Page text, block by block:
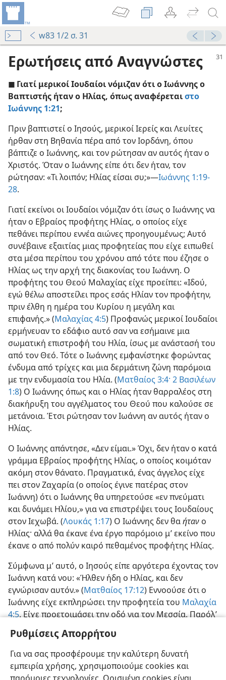
Ρυθμίσεις Απορρήτου
Για να σας προσφέρουμε την καλύτερη δυνατή
εμπειρία χρήσης, χρησιμοποιούμε cookies και
w83 1/2 σ. 31
Ερωτήσεις από Αναγνώστες
◼ Γιατί μερικοί Ιουδαίοι νόμιζαν ότι ο Ιωάννης ο
Βαπτιστής ήταν ο Ηλίας, όπως αναφέρεταιστο
Ιωάννης 1:21;
Πριν βαπτιστεί ο Ιησούς, μερικοί Ιερείς και Λευίτες
ήρθαν στη Βηθανία πέρα από τον Ιορδάνη, όπου
βάπτιζε ο Ιωάννης, και τον ρώτησαν αν αυτός ήταν ο
Χριστός. Όταν ο Ιωάννης είπε ότι δεν ήταν, τον
ρώτησαν: «Τι λοιπόν; Ηλίας είσαι συ;»—Ιωάννης 1:19-
28.
Γιατί εκείνοι οι Ιουδαίοι νόμιζαν ότι ίσως ο Ιωάννης να
ήταν ο Εβραίος προφήτης Ηλίας, ο οποίος είχε
πεθάνει περίπου εννέα αιώνες προηγουμένως; Αυτό
συνέβαινε εξαιτίας μιας προφητείας που είχε ειπωθεί
στα μέσα περίπου του χρόνου από τότε που έζησε ο
Ηλίας ως την αρχή της διακονίας του Ιωάννη. Ο
προφήτης του Θεού Μαλαχίας είχε προείπει: «Ιδού,
εγώ θέλω αποστείλει προς εσάς Ηλίαν τον προφήτην,
πριν έλθη η ημέρα του Κυρίου η μεγάλη και
επιφανής.» (Μαλαχίας 4:5) Προφανώς μερικοί Ιουδαίοι
ερμήνευαν το εδάφιο αυτό σαν να εσήμαινε μια
σωματική επιστροφή του Ηλία, ίσως με ανάστασή του
από τον Θεό. Τότε ο Ιωάννης εμφανίστηκε φορώντας
ένδυμα από τρίχες και μια δερμάτινη ζώνη παρόμοια
με την ενδυμασία του Ηλία. (Ματθαίος 3:4· 2 Βασιλέων
1:8) Ο Ιωάννης όπως και ο Ηλίας ήταν θαρραλέος στη
διακήρυξη του αγγέλματος του Θεού που καλούσε σε
μετάνοια. Έτσι ρώτησαν τον Ιωάννη αν αυτός ήταν ο
Ηλίας.
Ο Ιωάννης απάντησε, «Δεν είμαι.» Όχι, δεν ήταν ο κατά
γράμμα Εβραίος προφήτης Ηλίας, ο οποίος κοιμόταν
ακόμη στον θάνατο. Πραγματικά, ένας άγγελος είχε
πει στον Ζαχαρία (ο οποίος έγινε πατέρας στον
Ιωάννη) ότι ο Ιωάννης θα υπηρετούσε «εν πνεύματι
και δυνάμει Ηλίου,» για να επιστρέψει τους Ιουδαίους
στον Ιεχωβά. (Λουκάς 1:17) Ο Ιωάννης δεν θαήταν ο
Ηλίας· αλλά θα έκανε ένα έργο παρόμοιο μ’ εκείνο που
έκανε ο από πολύν καιρό πεθαμένος προφήτης Ηλίας.
Σύμφωνα μ’ αυτό, ο Ιησούς είπε αργότερα έχοντας τον
Ιωάννη κατά νου: «Ήλθεν ήδη ο Ηλίας, και δεν
εγνώρισαν αυτόν.» (Ματθαίος 17:12) Εννοούσε ότι ο
Ιωάννης είχε εκπληρώσει την προφητεία του Μαλαχία
4:5. Είχε προετοιμάσει την οδό για τον Μεσσία. Παρόλ’
δέχτηκαν ότι ο Ιωάννης εκπλήρωσε αυτό το ρόλο.
Επιπλέον είναι γραμμένο στονΙωάννη 10:41: «Ο
Ιωάννης μεν ουδέν θαύμα έκαμε,» ενώ ο αρχικός
προφήτης Ηλίας έκανε οκτώ σημεία ή θαύματα.